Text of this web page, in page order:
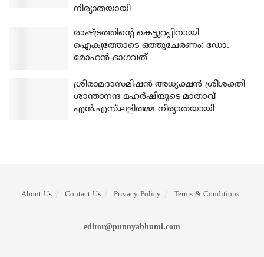
നിര്യാതയായി
രാഷ്ട്രത്തിന്റെ കെട്ടുറപ്പിനായി
ഐക്യത്തോടെ ഒത്തുചേരണം: ഡോ.
മോഹന്‍ ഭാഗവത്
ശ്രീരാമദാസമിഷന്‍ അധ്യക്ഷന്‍ ശ്രീശക്തി
ശാന്താനന്ദ മഹര്‍ഷിയുടെ മാതാവ്
എന്‍.എസ്.ലളിതമ്മ നിര്യാതയായി
About Us Contact Us Privacy Policy Terms & Conditions
editor@punnyabhumi.com